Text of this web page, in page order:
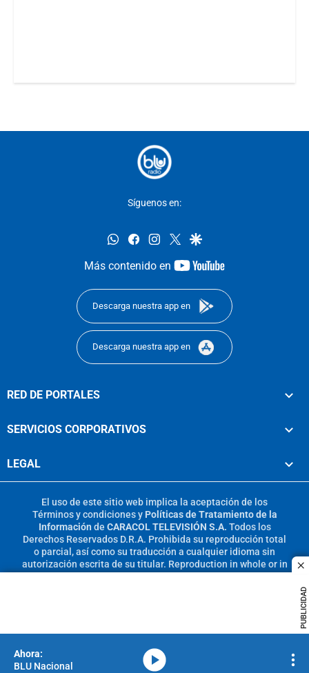
PUBLICIDAD
Síguenos en:
whatsappfacebookinstagram
twittergoogle
Más contenido en
youtube-
Descarga nuestra app en
Descarga nuestra app en
RED DE PORTALES
SERVICIOS CORPORATIVOS
LEGAL
El uso de este sitio web implica la aceptación de los
Términos y condicionesy Políticas de Tratamiento de la
Información de CARACOL TELEVISIÓN S.A. Todos los
Derechos Reservados D.R.A. Prohibida su reproducción total
o parcial, así como su traducción a cualquier idioma sin
autorización escrita de su titular. Reproduction in whole or in
BLU Nacional